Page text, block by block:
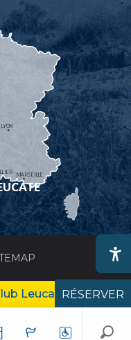
MARSEILLE
LYON
Leucate Business
RÉSERVER